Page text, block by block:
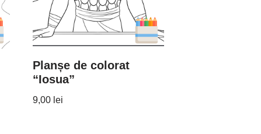
Planșe de colorat
“Iosua”
9,00 lei